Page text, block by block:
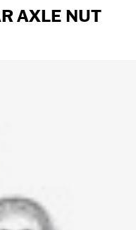
AXLE NUT